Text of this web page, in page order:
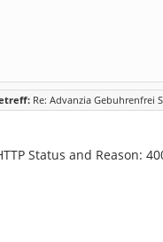
Re: Advanzia Gebuhrenfrei
Status and Reason: